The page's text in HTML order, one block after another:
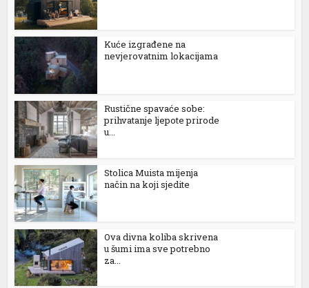
Kuće izgrađene na
nevjerovatnim lokacijama
Rustične spavaće sobe:
prihvatanje ljepote prirode
u...
Stolica Muista mijenja
način na koji sjedite
Ova divna koliba skrivena
u šumi ima sve potrebno
za...